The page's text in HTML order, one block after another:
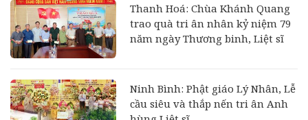
Thanh Hoá: Chùa Khánh Quang
trao quà tri ân nhân kỷ niệm 79
năm ngày Thương binh, Liệt sĩ
Ninh Bình: Phật giáo Lý Nhân, Lễ
cầu siêu và thắp nến tri ân Anh